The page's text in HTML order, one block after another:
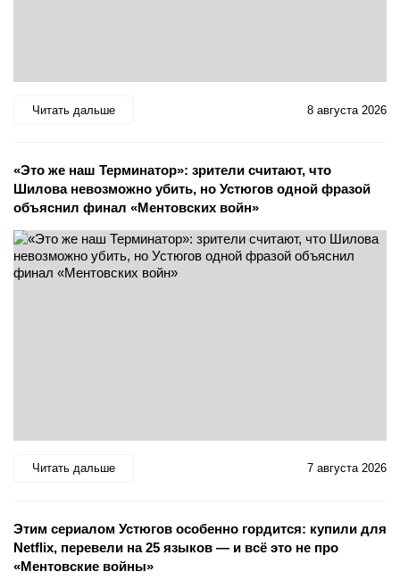
Читать дальше 8 августа 2026
«Это же наш Терминатор»: зрители считают, что
Шилова невозможно убить, но Устюгов одной фразой
объяснил финал «Ментовских войн»
Читать дальше 7 августа 2026
Этим сериалом Устюгов особенно гордится: купили для
Netflix, перевели на 25 языков — и всё это не про
«Ментовские войны»